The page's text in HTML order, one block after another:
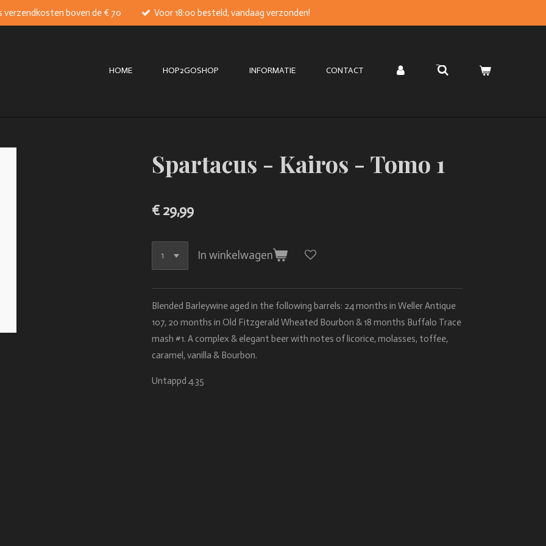
verzendkosten boven de € 70 Voor 18:00 besteld, vandaag verzonden!
HOME HOP2GOSHOP INFORMATIE CONTACT
Spartacus - Kairos - Tomo 1
€ 29,99
In winkelwagen
Blended Barleywine aged in the following barrels: 24 months in Weller Antique
107, 20 months in Old Fitzgerald Wheated Bourbon & 18 months Buffalo Trace
mash #1. A complex & elegant beer with notes of licorice, molasses, toffee,
caramel, vanilla & Bourbon.
Untappd 4.35